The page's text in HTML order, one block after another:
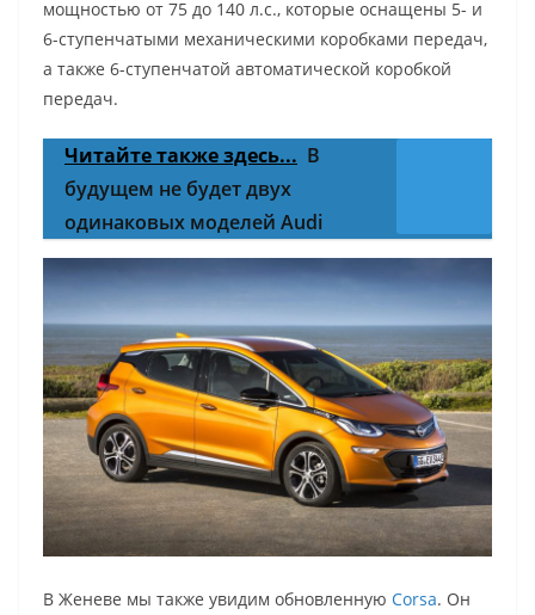
мощностью от 75 до 140 л.с., которые оснащены 5- и
6-ступенчатыми механическими коробками передач,
а также 6-ступенчатой ​​автоматической коробкой
передач.
Читайте также здесь... В
будущем не будет двух
одинаковых моделей Audi
В Женеве мы также увидим обновленную Corsa. Он